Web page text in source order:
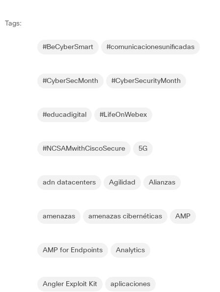
Tags:
#BeCyberSmart #comunicacionesunificadas
#CyberSecMonth #CyberSecurityMonth
#educadigital #LifeOnWebex
#NCSAMwithCiscoSecure 5G
adn datacenters Agilidad Alianzas
amenazas amenazas cibernéticas AMP
AMP for Endpoints Analytics
Angler Exploit Kit aplicaciones